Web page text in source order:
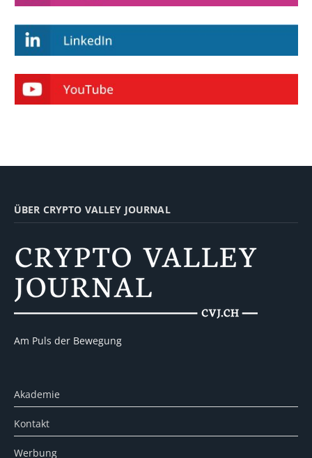
ÜBER CRYPTO VALLEY JOURNAL
Am Puls der Bewegung
Akademie
Kontakt
Werbung